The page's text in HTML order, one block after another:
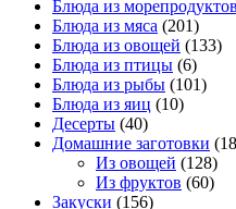
Блюда из морепродуктов
Блюда из мяса (201)
Блюда из овощей (133)
Блюда из птицы (6)
Блюда из рыбы (101)
Блюда из яиц (10)
Десерты (40)
Домашние заготовки
Из овощей (128)
Из фруктов (60)
Закуски (156)